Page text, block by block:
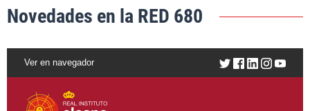
Novedades en la RED 680